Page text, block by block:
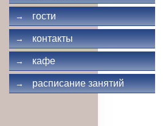
→ гости
→ контакты
→ кафе
→ расписание занятий